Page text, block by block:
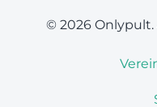
© 2026 Onlypult.